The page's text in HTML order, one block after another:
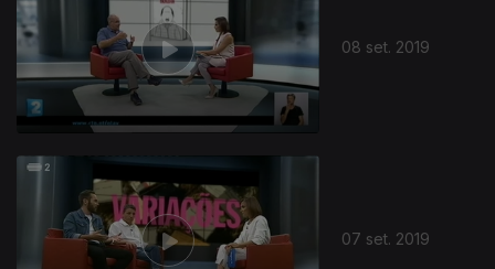
08 set. 2019
07 set. 2019